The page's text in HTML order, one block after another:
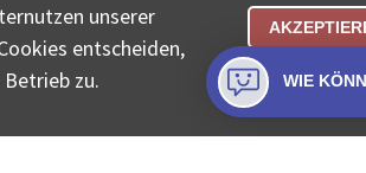
unserer
entscheiden,
zu.
WIE
der Collecta AG.